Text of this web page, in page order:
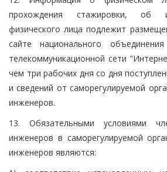
прохождения стажировки, об
физического лица подлежит
сайте национального
телекоммуникационной сети
чем три рабочих дня со дня
и сведений от саморегулируемой
инженеров.
13. Обязательными условиями
инженеров в саморегулируемой
инженеров являются: